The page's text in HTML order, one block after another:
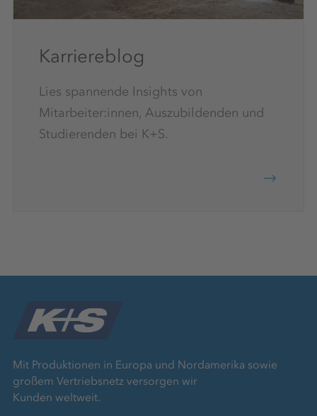
Karriereblog
Lies spannende Insights von
Mitarbeiter:innen, Auszubildenden und
Studierenden bei K+S.
Mit Produktionen in Europa und Nordamerika sowie
großem Vertriebsnetz versorgen wir
Kunden weltweit.